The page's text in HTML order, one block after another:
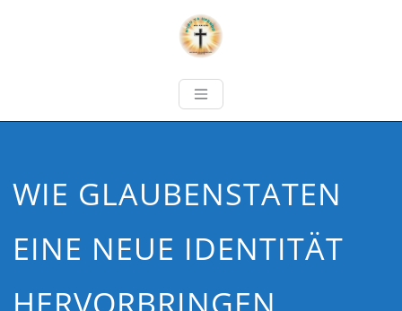
WIE GLAUBENSTATEN
EINE NEUE IDENTITÄT